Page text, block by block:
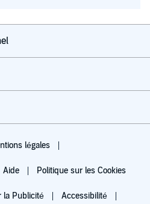
légales
Aide Politique sur les Cookies
la Publicité Accessibilité